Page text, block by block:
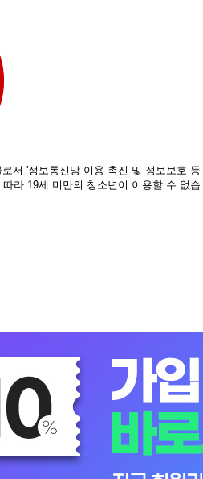
서 '정보통신망 이용 촉진 및 정보보호 등
라 19세 미만의 청소년이 이용할 수 없습